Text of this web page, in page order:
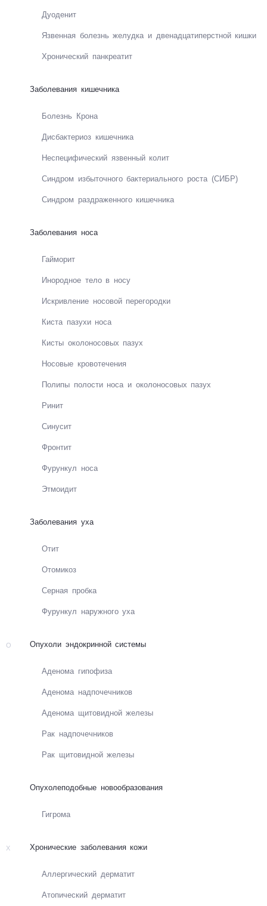
Дуо­де­нит
Язвен­ная бо­лезнь же­луд­ка и две­над­ца­ти­перст­ной киш­ки
Хро­ни­чес­кий пан­кре­а­тит
Заболевания кишечника
Бо­лезнь Кро­на
Дис­бак­те­ри­оз ки­шеч­ни­ка
Не­спе­ци­фи­чес­кий яз­вен­ный ко­лит
Синд­ром из­бы­точ­но­го бак­те­риаль­но­го рос­та (СИБР)
Синд­ром разд­ра­жен­но­го ки­шеч­ни­ка
Заболевания носа
Гаймо­рит
Инород­ное те­ло в но­су
Ис­крив­ле­ние но­со­вой пе­ре­го­род­ки
Киста па­зу­хи но­са
Кис­ты око­ло­но­со­вых па­зух
Но­со­вые кро­во­те­че­ния
По­ли­пы по­лос­ти но­са и око­ло­но­со­вых па­зух
Ри­нит
Си­ну­сит
Фрон­тит
Фу­рун­кул но­са
Этмо­и­дит
Заболевания уха
Отит
Ото­ми­коз
Сер­ная проб­ка
Фу­рун­кул на­руж­но­го уха
О Опухоли эндокринной системы
Аде­но­ма ги­по­фи­за
Аде­но­ма над­по­чеч­ни­ков
Аде­но­ма щи­то­вид­ной же­ле­зы
Рак над­по­чеч­ни­ков
Рак щи­то­вид­ной же­ле­зы
Опухолеподобные новообразования
Гигрома
Х Хронические заболевания кожи
Ал­лер­ги­чес­кий дер­ма­тит
Ато­пи­чес­кий дер­ма­тит